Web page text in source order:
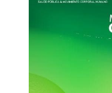
Barra lateral del